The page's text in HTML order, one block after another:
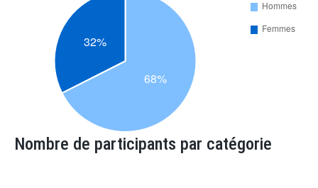
Nombre de participants par catégorie